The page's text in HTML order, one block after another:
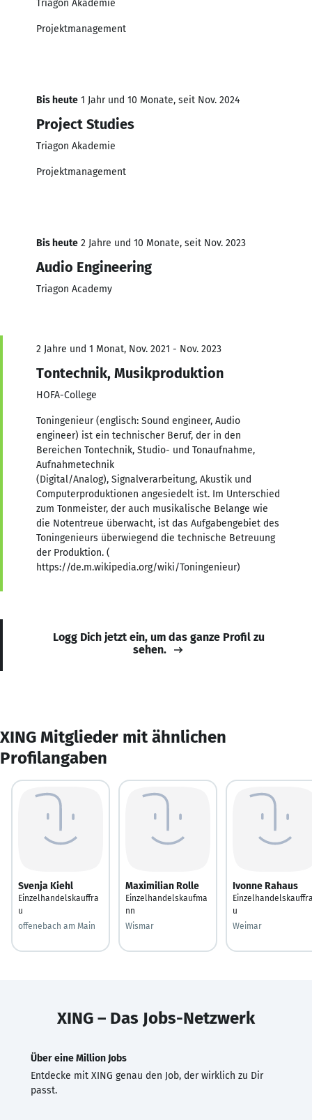
Triagon Akademie
Projektmanagement
Bis heute 1 Jahr und 10 Monate, seit Nov. 2024
Project Studies
Triagon Akademie
Projektmanagement
Bis heute 2 Jahre und 10 Monate, seit Nov. 2023
Audio Engineering
Triagon Academy
2 Jahre und 1 Monat, Nov. 2021 - Nov. 2023
Tontechnik, Musikproduktion
HOFA-College
Toningenieur (englisch: Sound engineer, Audio
engineer) ist ein technischer Beruf, der in den
Bereichen Tontechnik, Studio- und Tonaufnahme,
Aufnahmetechnik
(Digital/Analog), Signalverarbeitung, Akustik und
Computerproduktionen angesiedelt ist. Im Unterschied
zum Tonmeister, der auch musikalische Belange wie
die Notentreue überwacht, ist das Aufgabengebiet des
Toningenieurs überwiegend die technische Betreuung
der Produktion. (
https://de.m.wikipedia.org/wiki/Toningenieur)
Logg Dich jetzt ein, um das ganze Profil zu
sehen.
XING Mitglieder mit ähnlichen
Profilangaben
Svenja Kiehl
Einzelhandelskauffra
u
offenebach am Main
Maximilian Rolle
Einzelhandelskaufma
nn
Wismar
Ivonne Rahaus
u
Weimar
XING – Das Jobs-Netzwerk
Über eine Million Jobs
Entdecke mit XING genau den Job, der wirklich zu Dir
passt.